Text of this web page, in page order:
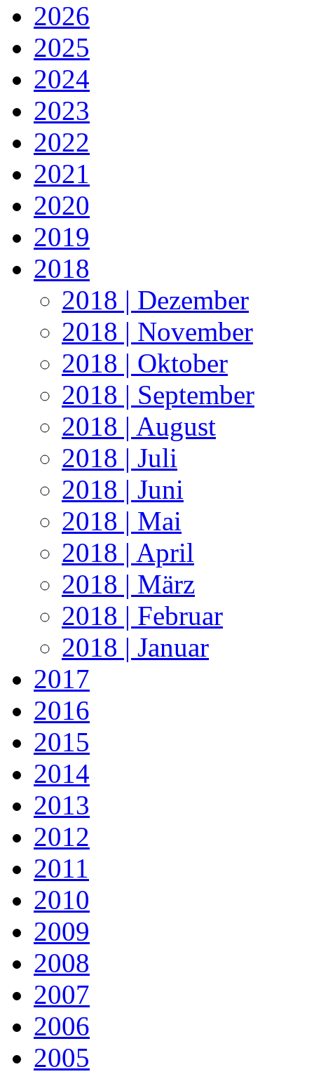
2026
2025
2024
2023
2022
2021
2020
2019
2018
2018 | Dezember
2018 | November
2018 | Oktober
2018 | September
2018 | August
2018 | Juli
2018 | Juni
2018 | Mai
2018 | April
2018 | März
2018 | Februar
2018 | Januar
2017
2016
2015
2014
2013
2012
2011
2010
2009
2008
2007
2006
2005